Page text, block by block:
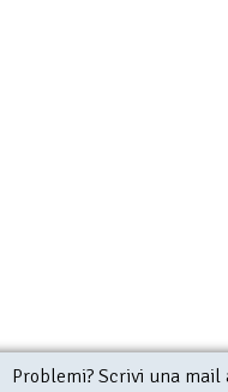
Problemi? Scrivi una